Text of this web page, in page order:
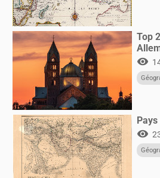
Top
visibility
visibility